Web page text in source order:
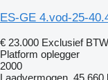
ES-GE 4.vod-25-
€ 23.000 Exclusief BTW
Platform oplegger
2000
Laadvermogen 45.660